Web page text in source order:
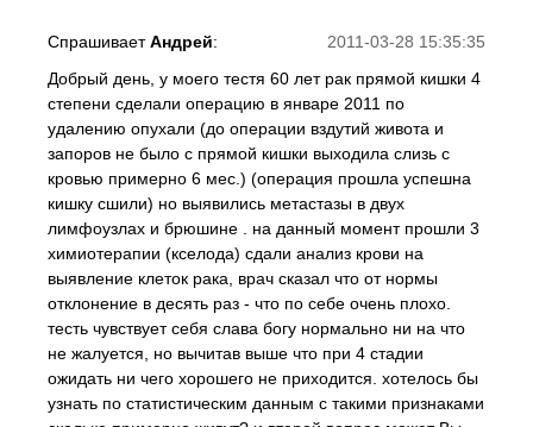
2011-03-28 15:35:35
СпрашиваетАндрей:
Добрый день, у моего тестя 60 лет рак прямой кишки 4
степени сделали операцию в январе 2011 по
удалению опухали (до операции вздутий живота и
запоров не было с прямой кишки выходила слизь с
кровью примерно 6 мес.) (операция прошла успешна
кишку сшили) но выявились метастазы в двух
лимфоузлах и брюшине . на данный момент прошли 3
химиотерапии (кселода) сдали анализ крови на
выявление клеток рака, врач сказал что от нормы
отклонение в десять раз - что по себе очень плохо.
тесть чувствует себя слава богу нормально ни на что
не жалуется, но вычитав выше что при 4 стадии
ожидать ни чего хорошего не приходится. хотелось бы
узнать по статистическим данным с такими признаками